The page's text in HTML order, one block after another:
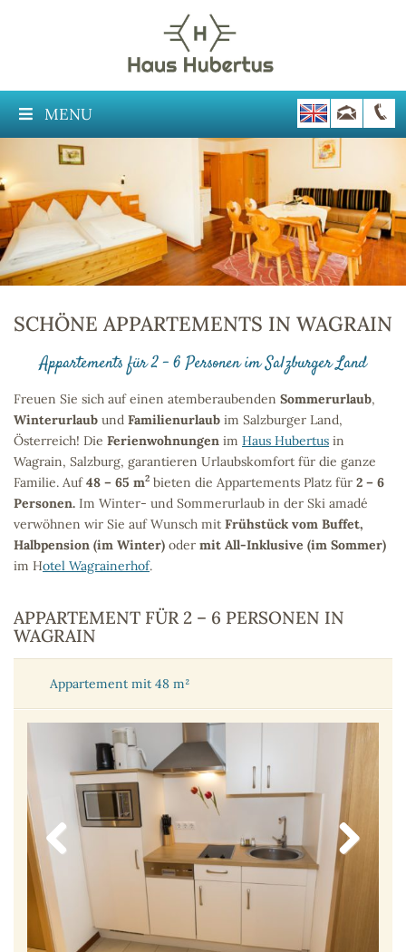
MENU
SCHÖNE APPARTEMENTS IN WAGRAIN
Appartements für 2 – 6 Personen im Salzburger Land
Freuen Sie sich auf einen atemberaubenden Sommerurlaub,
Winterurlaub und Familienurlaub im Salzburger Land,
Österreich! Die Ferienwohnungen im Haus Hubertus in
Wagrain, Salzburg, garantieren Urlaubskomfort für die ganze
Familie. Auf48 – 65 m2 bieten die Appartements Platz für 2 – 6
Personen. Im Winter- und Sommerurlaub in der Ski amadé
verwöhnen wir Sie auf Wunsch mit Frühstück vom Buffet,
Halbpension (im Winter) oder mit All-Inklusive (im Sommer)
im Hotel Wagrainerhof.
APPARTEMENT FÜR 2 – 6 PERSONEN IN
WAGRAIN
Appartement mit 48 m²
Previous Next